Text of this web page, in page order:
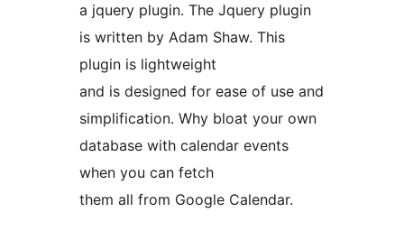
a jquery plugin. The Jquery plugin
is written by Adam Shaw. This
plugin is lightweight
and is designed for ease of use and
simplification. Why bloat your own
database with calendar events
when you can fetch
them all from Google Calendar.